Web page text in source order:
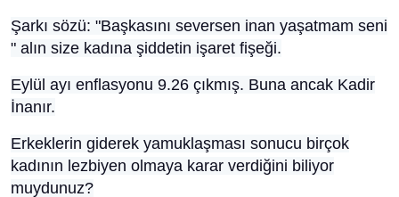
Şarkı sözü: "Başkasını seversen inan yaşatmam seni
" alın size kadına şiddetin işaret fişeği.
Eylül ayı enflasyonu 9.26 çıkmış. Buna ancak Kadir
İnanır.
Erkeklerin giderek yamuklaşması sonucu birçok
kadının lezbiyen olmaya karar verdiğini biliyor
muydunuz?